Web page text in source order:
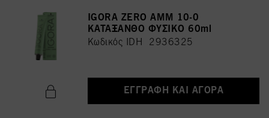
IGORA ZERO AMM 10-0
ΚΑΤΑΞΑΝΘΟ ΦΥΣΙΚΟ 60ml
Κωδικός IDH 2936325
ΕΓΓΡΑΦΉ ΚΑΙ ΑΓΟΡΆ